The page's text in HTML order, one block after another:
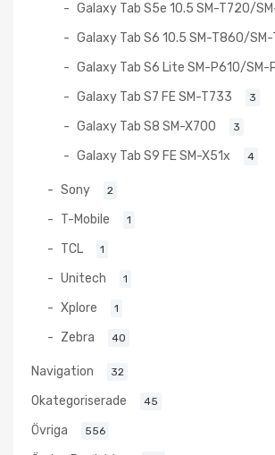
Galaxy Tab S5e 10.5 SM-T720/
Galaxy Tab S6 10.5 SM-T860/
Galaxy Tab S6 Lite SM-P610/SM-
Galaxy Tab S7 FE SM-T733 3
Galaxy Tab S8 SM-X700 3
Galaxy Tab S9 FE SM-X51x 4
Sony 2
T-Mobile 1
TCL 1
Unitech 1
Xplore 1
Zebra 40
Navigation 32
Okategoriserade 45
Övriga 556